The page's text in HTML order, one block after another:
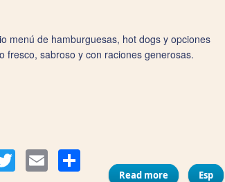
menú de hamburguesas, hot dogs y opciones
fresco, sabroso y con raciones generosas.
Twitter Email Compartir
Read more about Más
Esp